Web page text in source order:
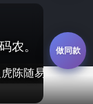
农。
陈随易
做同款